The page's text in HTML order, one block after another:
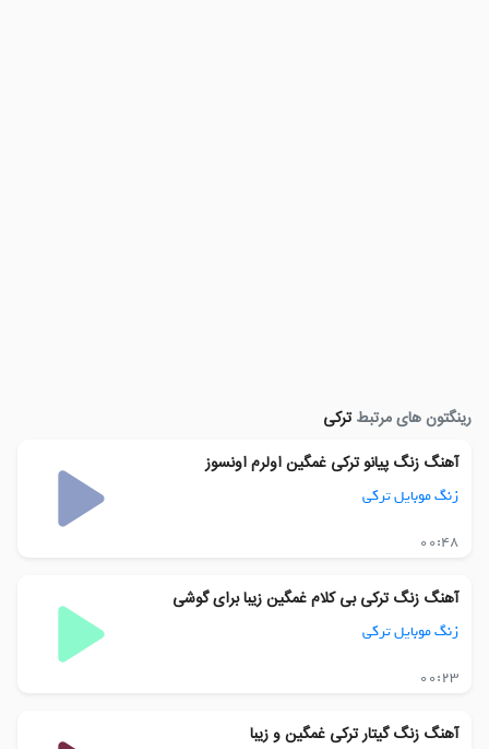
رینگتون های مرتبطترکی
آهنگ زنگ پیانو ترکی غمگین اولرم اونسوز
زنگ موبایل ترکی
00:48
آهنگ زنگ ترکی بی کلام غمگین زیبا برای گوشی
زنگ موبایل ترکی
00:23
آهنگ زنگ گیتار ترکی غمگین و زیبا